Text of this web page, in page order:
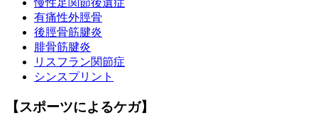
慢性足関節後遺症
有痛性外脛骨
後脛骨筋腱炎
腓骨筋腱炎
リスフラン関節症
シンスプリント
【スポーツによるケガ】